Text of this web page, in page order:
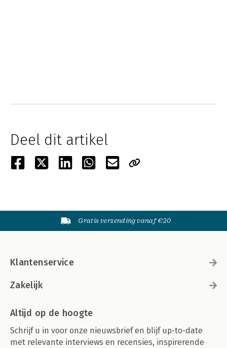
Deel dit artikel
Gratis verzending vanaf €20
Klantenservice
Zakelijk
Altijd op de hoogte
Schrijf u in voor onze nieuwsbrief en blijf up-to-date
met relevante interviews en recensies, inspirerende